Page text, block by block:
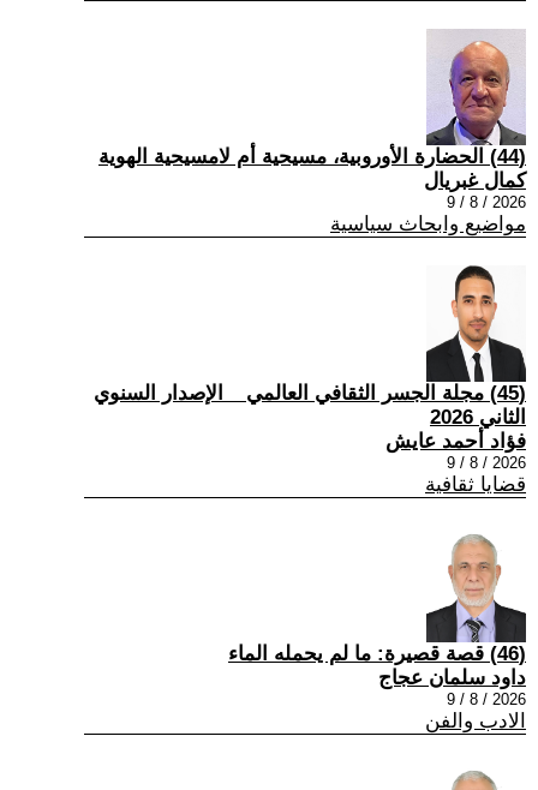
(44) الحضارة الأوروبية، مسيحية أم لامسيحية الهوية
كمال غبريال
2026 / 8 / 9
مواضيع وابحاث سياسية
(45) مجلة الجسر الثقافي العالمي _ الإصدار السنوي
الثاني 2026
فؤاد أحمد عايش
2026 / 8 / 9
قضايا ثقافية
(46) قصة قصيرة: ما لم يحمله الماء
داود سلمان عجاج
2026 / 8 / 9
الادب والفن